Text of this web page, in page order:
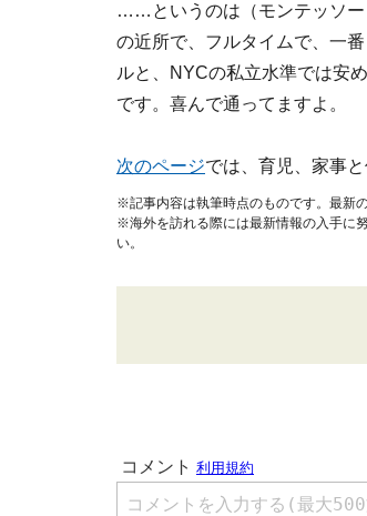
……というのは（モンテッソー
の近所で、フルタイムで、一
ルと、NYCの私立水準では安
です。喜んで通ってますよ。
次のページでは、育児、家事
※記事内容は執筆時点のものです。最新
※海外を訪れる際には最新情報の入手に
い。